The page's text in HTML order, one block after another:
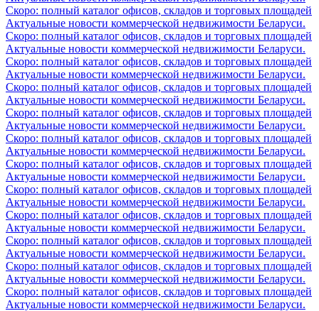
Скоро: полный каталог офисов, складов и торговых площадей
Актуальные новости коммерческой недвижимости Беларуси.
Скоро: полный каталог офисов, складов и торговых площадей
Актуальные новости коммерческой недвижимости Беларуси.
Скоро: полный каталог офисов, складов и торговых площадей
Актуальные новости коммерческой недвижимости Беларуси.
Скоро: полный каталог офисов, складов и торговых площадей
Актуальные новости коммерческой недвижимости Беларуси.
Скоро: полный каталог офисов, складов и торговых площадей
Актуальные новости коммерческой недвижимости Беларуси.
Скоро: полный каталог офисов, складов и торговых площадей
Актуальные новости коммерческой недвижимости Беларуси.
Скоро: полный каталог офисов, складов и торговых площадей
Актуальные новости коммерческой недвижимости Беларуси.
Скоро: полный каталог офисов, складов и торговых площадей
Актуальные новости коммерческой недвижимости Беларуси.
Скоро: полный каталог офисов, складов и торговых площадей
Актуальные новости коммерческой недвижимости Беларуси.
Скоро: полный каталог офисов, складов и торговых площадей
Актуальные новости коммерческой недвижимости Беларуси.
Скоро: полный каталог офисов, складов и торговых площадей
Актуальные новости коммерческой недвижимости Беларуси.
Скоро: полный каталог офисов, складов и торговых площадей
Актуальные новости коммерческой недвижимости Беларуси.